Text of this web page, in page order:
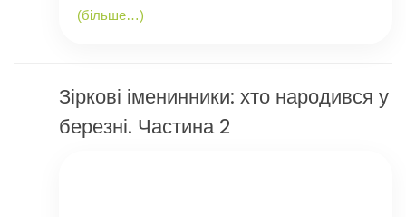
(більше…)
Зіркові іменинники: хто народився у
березні. Частина 2